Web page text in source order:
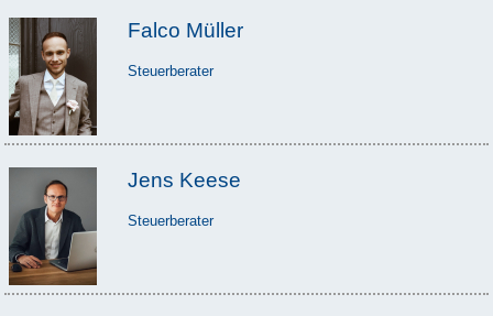
Falco Müller
Steuerberater
Jens Keese
Steuerberater